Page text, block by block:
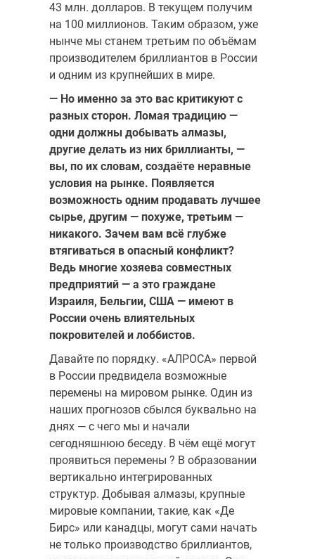
43 млн. долларов. В текущем получим
на 100 миллионов. Таким образом, уже
нынче мы станем тре­тьим по объёмам
производителем бриллиантов в России
и одним из крупнейших в мире.
— Но именно за это вас критикуют с
разных сторон. Ломая тради­цию —
одни должны добывать алмазы,
другие делать из них бриллиан­ты, —
вы, по их словам, создаёте неравные
условия на рынке. Появля­ется
возможность одним продавать лучшее
сырье, другим — похуже, третьим —
никакого. Зачем вам всё глубже
втягиваться в опасный конфликт?
Ведь многие хозяева совместных
предприятий — а это граждане
Израиля, Бельгии, США — имеют в
России очень влиятель­ных
покровителей и лоббистов.
Давайте по порядку. «АЛРОСА» первой
в России предвидела воз­можные
перемены на мировом рынке. Один из
наших прогнозов сбылся буквально на
днях — с чего мы и начали
сегодняшнюю беседу. В чём ещё могут
проявиться перемены ? В образовании
вертикаль­но интегрированных
структур. Добывая алмазы, крупные
мировые компании, такие, как «Де
Бирс» или канадцы, могут сами начать
не толь­ко производство бриллиантов,